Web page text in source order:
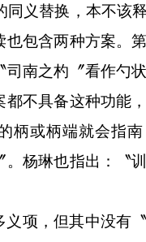
同义替换，本不该
包含两种方案。
南之杓〞看作勺
都不具备这种功能
柄或柄端就会指
杨琳也指出：〝
项，但其中没有〝